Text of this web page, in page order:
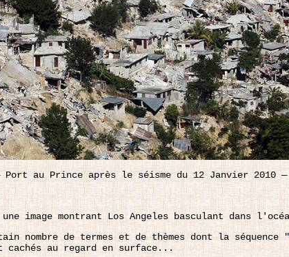
Port au Prince après le séisme du 12 Janvier 2010 —
image montrant Los Angeles basculant dans
nombre de termes et de thèmes dont la séquence "
cachés au regard en surface...